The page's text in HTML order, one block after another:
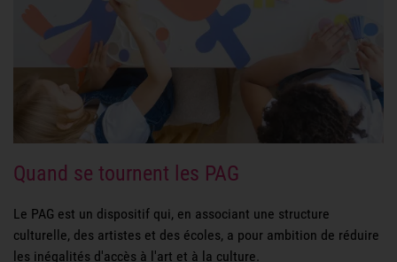
Quand se tournent les PAG
Le PAG est un dispositif qui, en associant une structure
culturelle, des artistes et des écoles, a pour ambition de réduire
les inégalités d'accès à l'art et à la culture.